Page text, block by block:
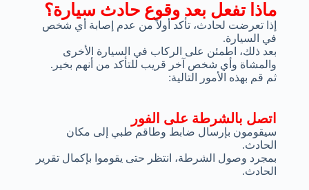
ماذا تفعل بعد وقوع حادث سيارة؟
إذا تعرضت لحادث، تأكد أولاً من عدم إصابة أي شخص
في السيارة.
بعد ذلك، اطمئن على الركاب في السيارة الأخرى
والمشاة وأي شخص آخر قريب للتأكد من أنهم بخير.
ثم قم بهذه الأمور التالية:
اتصل بالشرطة على الفور
سيقومون بإرسال ضابط وطاقم طبي إلى مكان
الحادث.
بمجرد وصول الشرطة، انتظر حتى يقوموا بإكمال تقرير
الحادث.